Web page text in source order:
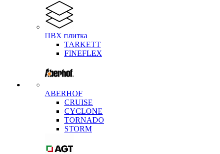
ПВХ плитка
TARKETT
FINEFLEX
ABERHOF
CRUISE
CYCLONE
TORNADO
STORM